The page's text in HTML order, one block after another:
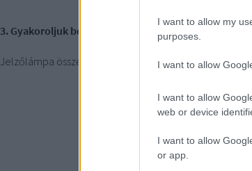
I want to allow my
purposes.
I want to allow
I want to allow
web or device
I want to allow
or app.
3. Gyakoroljuk be a közlekedési lámpák színeit:
Jelzőlámpa összeállítása színes papír felhasználásával